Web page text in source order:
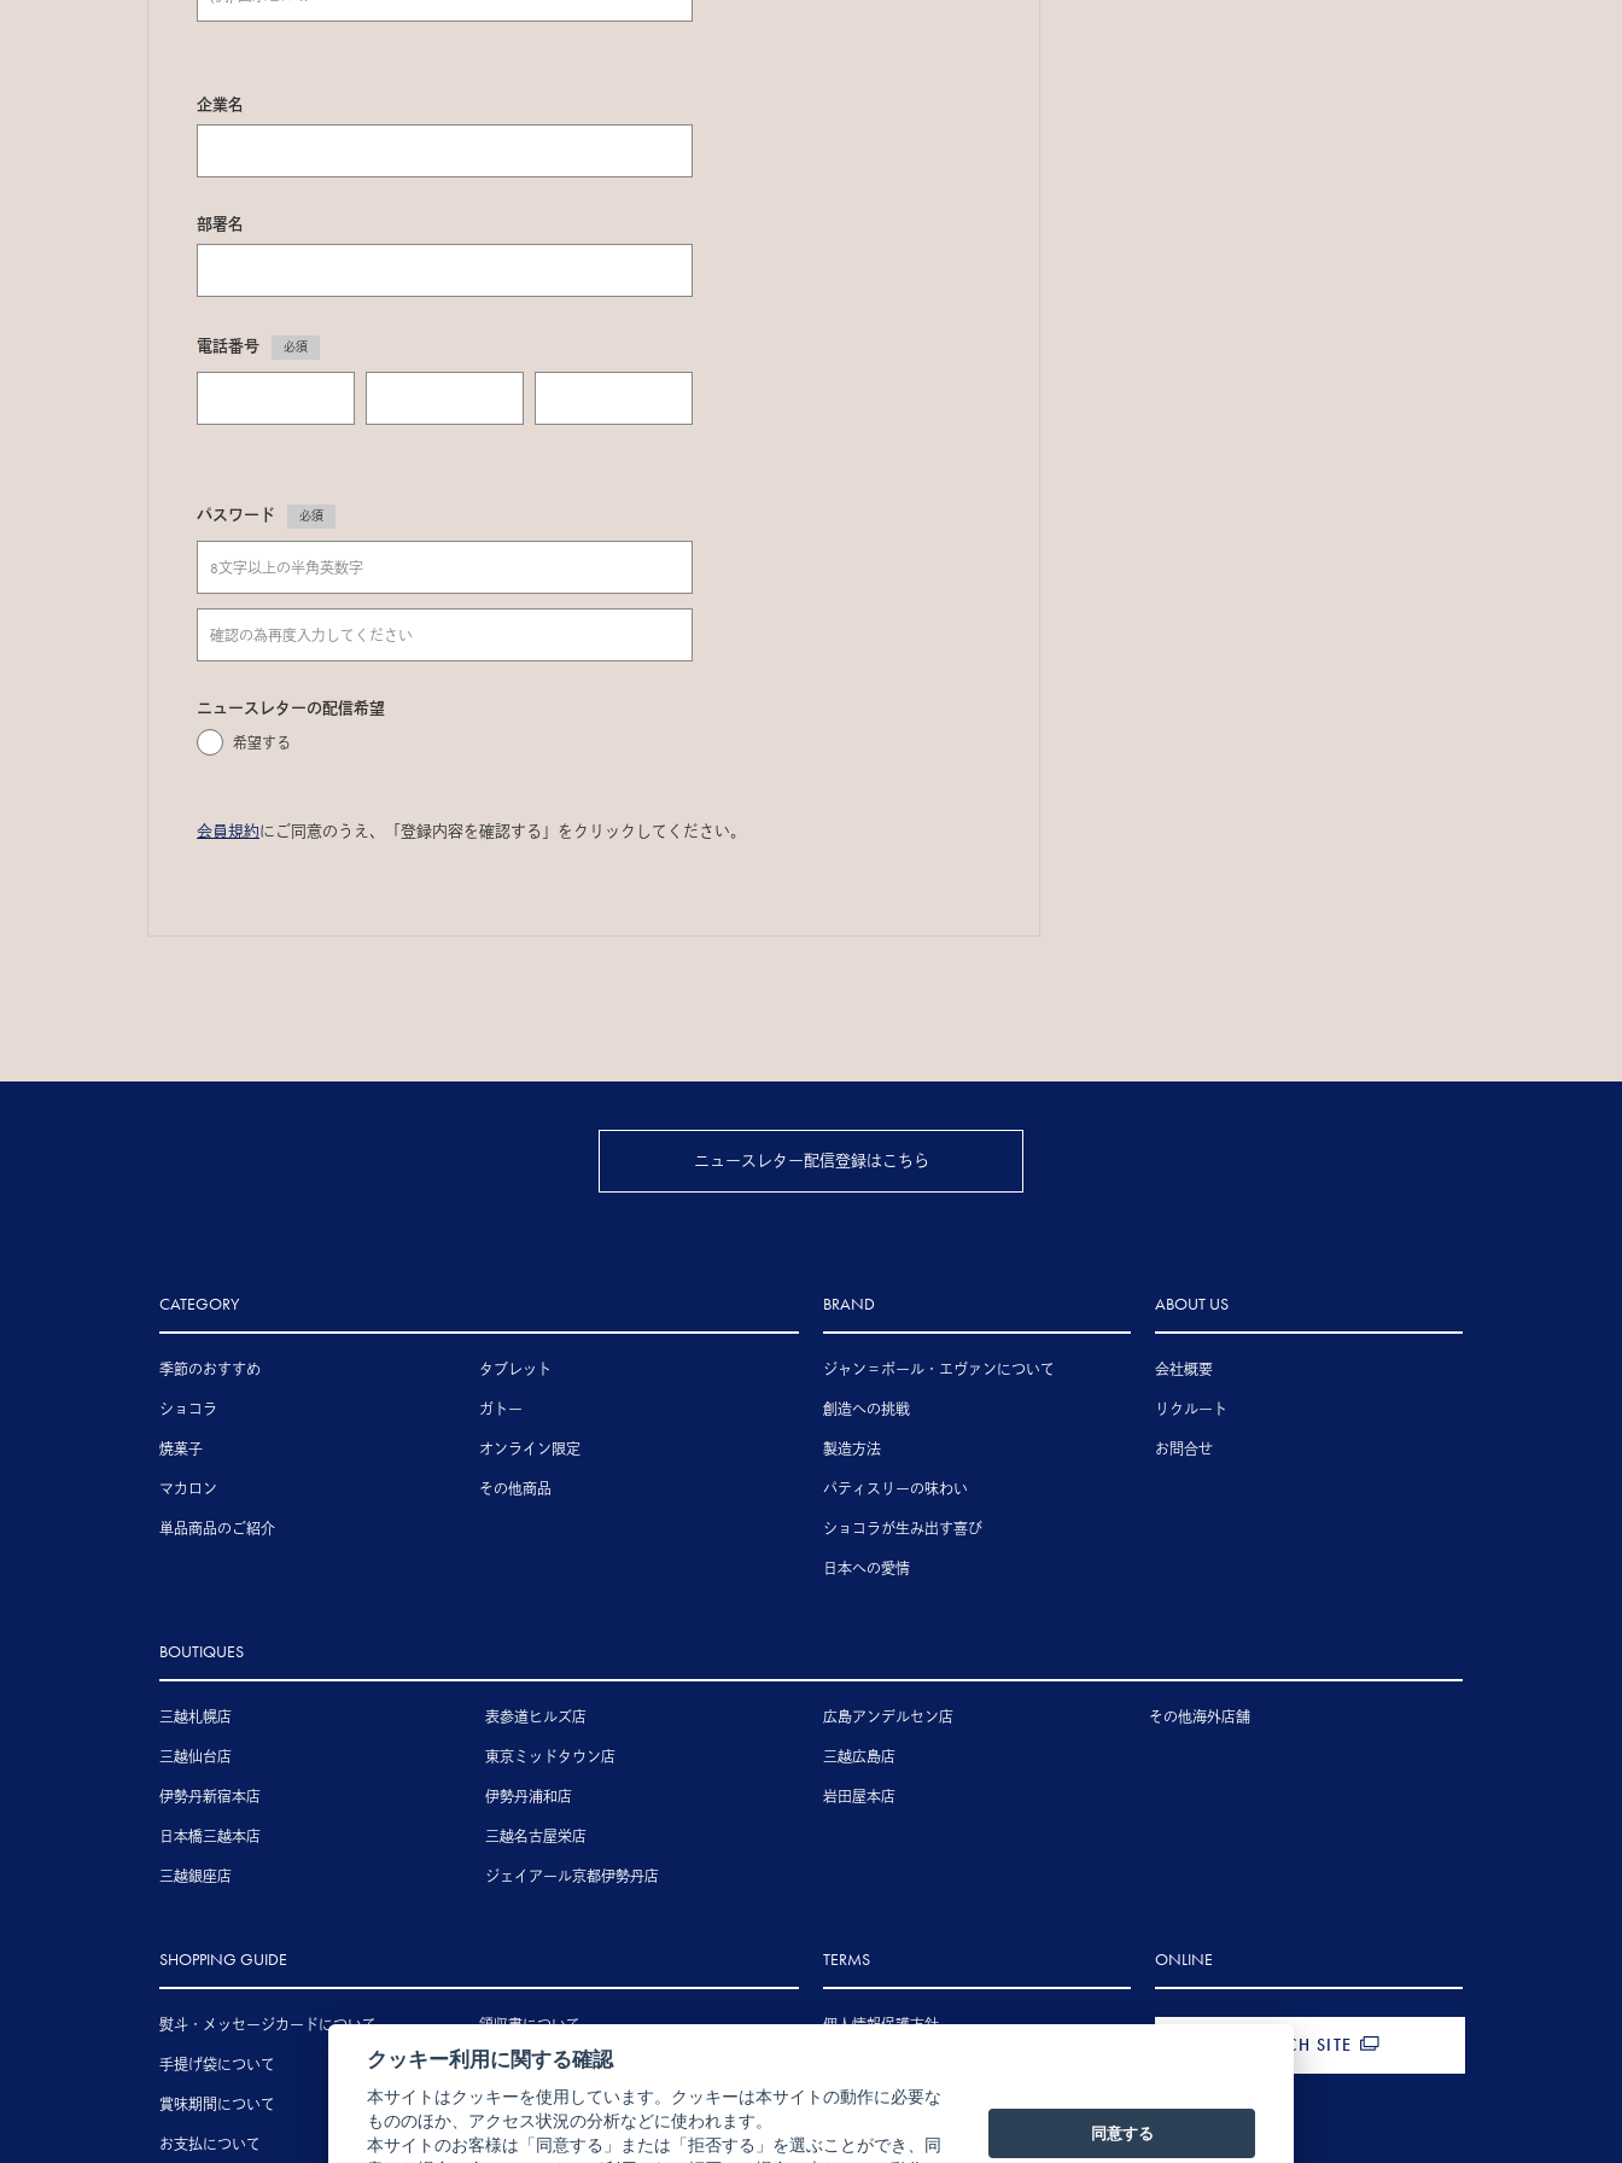
企業名
部署名
電話番号 必須
パスワード 必須
ニュースレターの配信希望
希望する
会員規約にご同意のうえ、「登録内容を確認する」をクリックしてください。
ニュースレター配信登録はこちら
CATEGORY
季節のおすすめ
ショコラ
焼菓子
マカロン
単品商品のご紹介
タブレット
ガトー
オンライン限定
その他商品
BRAND
ジャン＝ポール・エヴァンについて
創造への挑戦
製造方法
パティスリーの味わい
ショコラが生み出す喜び
日本への愛情
ABOUT US
会社概要
リクルート
お問合せ
BOUTIQUES
三越札幌店
三越仙台店
伊勢丹新宿本店
日本橋三越本店
三越銀座店
表参道ヒルズ店
東京ミッドタウン店
伊勢丹浦和店
三越名古屋栄店
ジェイアール京都伊勢丹店
広島アンデルセン店
三越広島店
岩田屋本店
その他海外店舗
SHOPPING GUIDE
熨斗・メッセージカードについて
手提げ袋について
賞味期間について
お支払について
領収書について
送料について
配送について
キャンセル・返品・交換について
TERMS
個人情報保護方針
ONLINE
FRENCH SITE
クッキー利用に関する確認
本サイトはクッキーを使用しています。クッキーは本サイトの動作に必要な
もののほか、アクセス状況の分析などに使われます。
本サイトのお客様は「同意する」または「拒否する」を選ぶことができ、同
同意する